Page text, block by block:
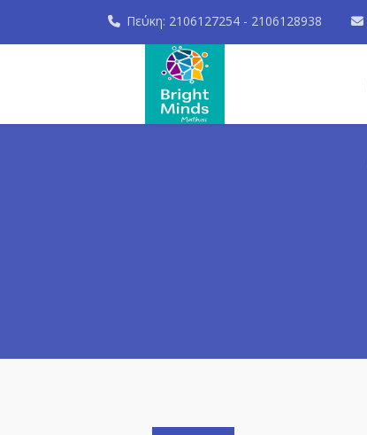
Πεύκη: 2106127254 - 2106128938